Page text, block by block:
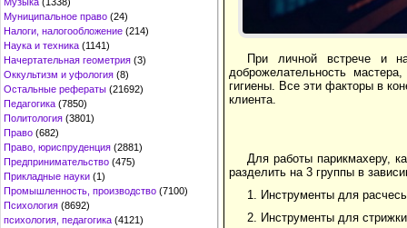
Муниципальное право (24)
Налоги, налогообложение (214)
Наука и техника (1141)
Начертательная геометрия (3)
Оккультизм и уфология (8)
Остальные рефераты (21692)
Педагогика (7850)
Политология (3801)
Право (682)
Право, юриспруденция (2881)
Предпринимательство (475)
Прикладные науки (1)
Промышленность, производство (7100)
Психология (8692)
психология, педагогика (4121)
При личной встрече и
доброжелательность
гигиены. Все эти факторы в
клиента.
Для работы парикмахеру,
разделить на 3 группы в
1. Инструменты для
2. Инструменты для